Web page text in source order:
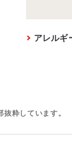
アレルギ
粋しています。